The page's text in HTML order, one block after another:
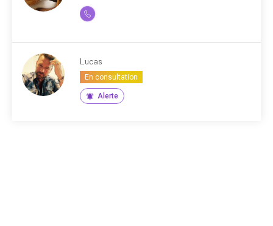
Lucas
En consultation
Alerte